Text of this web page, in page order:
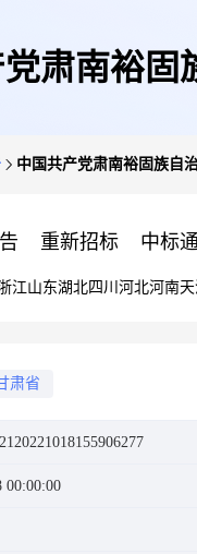
肃南裕固
中国共产党肃南裕固族自
重新招标 中标
江山东湖北四川 河北河南
肃省
00:00:00